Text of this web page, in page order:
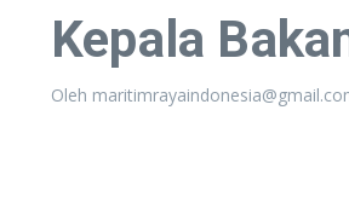
Kepala
Oleh